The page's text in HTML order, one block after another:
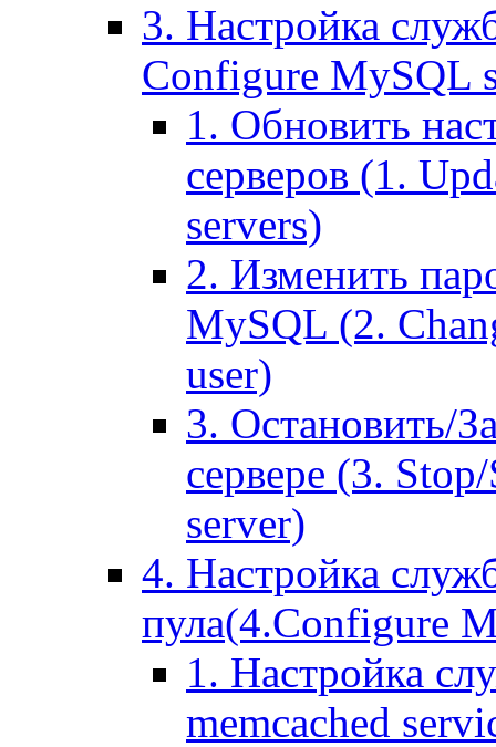
3. Настройка
Configure MySQL
1. Обновить
серверов (1.
servers)
2. Изменить
MySQL (2.
user)
3. Остановить/
сервере (3.
server)
4. Настройка
пула(4.Configure
1. Настройка
memcached